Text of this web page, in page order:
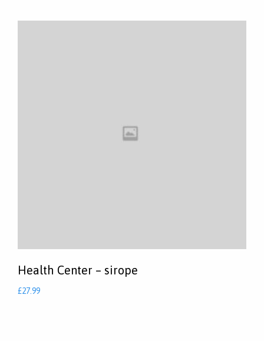
Health Center – sirope
£27.99